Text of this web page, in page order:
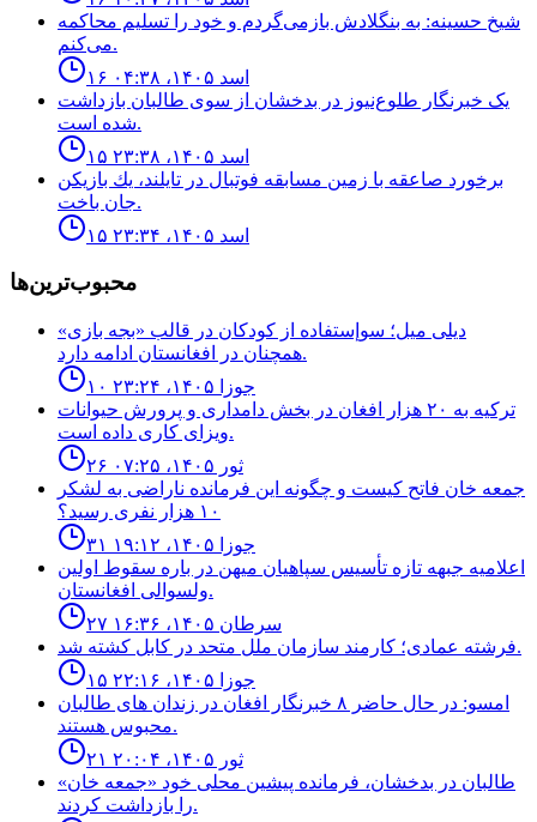
شیخ حسینه: به بنگلادش بازمی‌گردم و خود را تسلیم محاکمه
می‌کنم.
۱۶ اسد ۱۴۰۵، ۰۴:۳۸
یک خبرنگار طلوع‌نیوز در بدخشان از سوی طالبان بازداشت
شده است.
۱۵ اسد ۱۴۰۵، ۲۳:۳۸
برخورد صاعقه با زمين مسابقه فوتبال در تايلند، يك بازيكن
جان باخت.
۱۵ اسد ۱۴۰۵، ۲۳:۳۴
محبوب‌ترین‌ها
ديلى ميل؛ سوإستفاده از كودكان در قالب «بجه بازى»
همچنان در افغانستان ادامه دارد.
۱۰ جوزا ۱۴۰۵، ۲۳:۲۴
ترکیه به ۲۰ هزار افغان در بخش دامداری و پرورش حیوانات
ویزای کاری داده است.
۲۶ ثور ۱۴۰۵، ۰۷:۲۵
جمعه خان فاتح كيست و چگونه اين فرمانده ناراضى به لشكر
١٠ هزار نفرى رسيد؟
۳۱ جوزا ۱۴۰۵، ۱۹:۱۲
اعلاميه جبهه تازه تأسيس سپاهيان ميهن در باره سقوط اولين
ولسوالى افغانستان.
۲۷ سرطان ۱۴۰۵، ۱۶:۳۶
فرشته عمادى؛ كارمند سازمان ملل متحد در كابل كشته شد.
۱۵ جوزا ۱۴۰۵، ۲۲:۱۶
امسو: در حال حاضر ۸ خبرنگار افغان در زندان‌ های طالبان
محبوس هستند.
۲۱ ثور ۱۴۰۵، ۲۰:۰۴
طالبان در بدخشان، فرمانده پیشین محلی خود «جمعه خان»
را بازداشت کردند.